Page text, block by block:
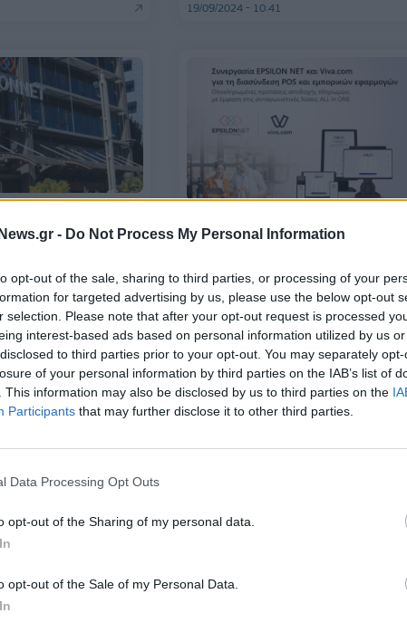
- Do Not Process My Personal Information
opt-out of the sale, sharing to third parties, or processing of your
for targeted advertising by us, please use the below opt-out
selection. Please note that after your opt-out request is processed
interest-based ads based on personal information utilized by us
to third parties prior to your opt-out. You may separately
of your personal information by third parties on the IAB’s list of
This information may also be disclosed by us to third parties on the
Participants that may further disclose it to other third parties.
Data Processing Opt Outs
opt-out of the Sharing of my personal data.
opt-out of the Sale of my Personal Data.
19/09/2024 - 10:41
95,63% η Ginger
EPSILON NET: Συνεργασία με
και εμπορικών εφαρμογών
30/07/2024 - 12:44
77,79% το
Epsilon Net: Στα 7,9 εκατ. ευρώ
33,38%